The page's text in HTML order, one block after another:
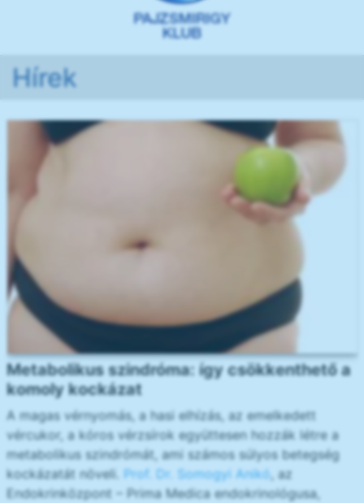
Hírek
Metabolikus szindróma: így csökkenthető a
komoly kockázat
A magas vérnyomás, a hasi elhízás, az emelkedett
vércukor, a kóros vérzsírok együttesen hozzák létre a
metabolikus szindrómát, ami számos súlyos betegség
kockázatát növeli. Prof. Dr. Somogyi Anikó, az
Endokrinközpont – Prima Medica endokrinológusa,